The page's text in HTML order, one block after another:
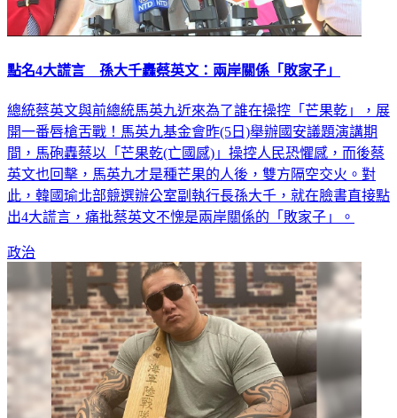
點名4大謊言 孫大千轟蔡英文：兩岸關係「敗家子」
總統蔡英文與前總統馬英九近來為了誰在操控「芒果乾」，展
開一番唇槍舌戰！馬英九基金會昨(5日)舉辦國安議題演講期
間，馬砲轟蔡以「芒果乾(亡國感)」操控人民恐懼感，而後蔡
英文也回擊，馬英九才是種芒果的人後，雙方隔空交火。對
此，韓國瑜北部競選辦公室副執行長孫大千，就在臉書直接點
出4大謊言，痛批蔡英文不愧是兩岸關係的「敗家子」。
政治